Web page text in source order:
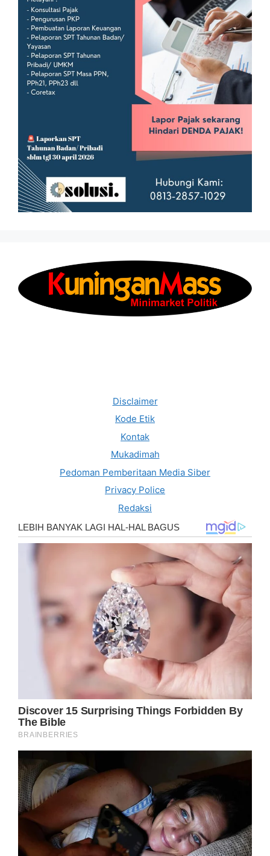
Disclaimer
Kode Etik
Kontak
Mukadimah
Pedoman Pemberitaan Media Siber
Privacy Police
Redaksi